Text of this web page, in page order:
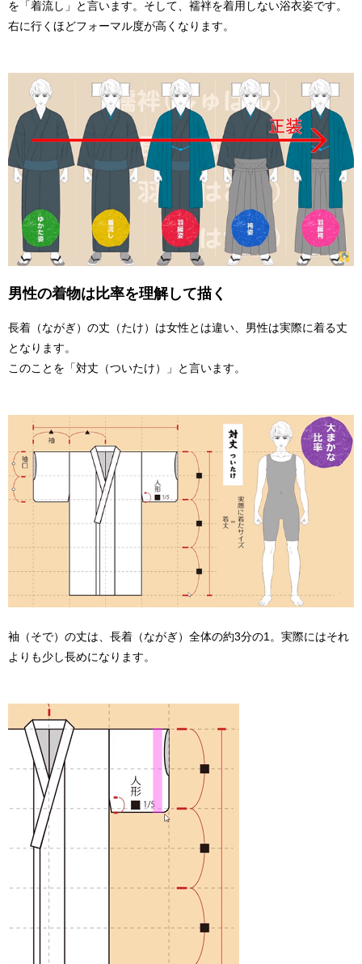
を「着流し」と言います。そして、襦袢を着用しない浴衣姿です。
右に行くほどフォーマル度が高くなります。
男性の着物は比率を理解して描く
長着（ながぎ）の丈（たけ）は女性とは違い、男性は実際に着る丈
となります。
このことを「対丈（ついたけ）」と言います。
袖（そで）の丈は、長着（ながぎ）全体の約3分の1。実際にはそれ
よりも少し長めになります。